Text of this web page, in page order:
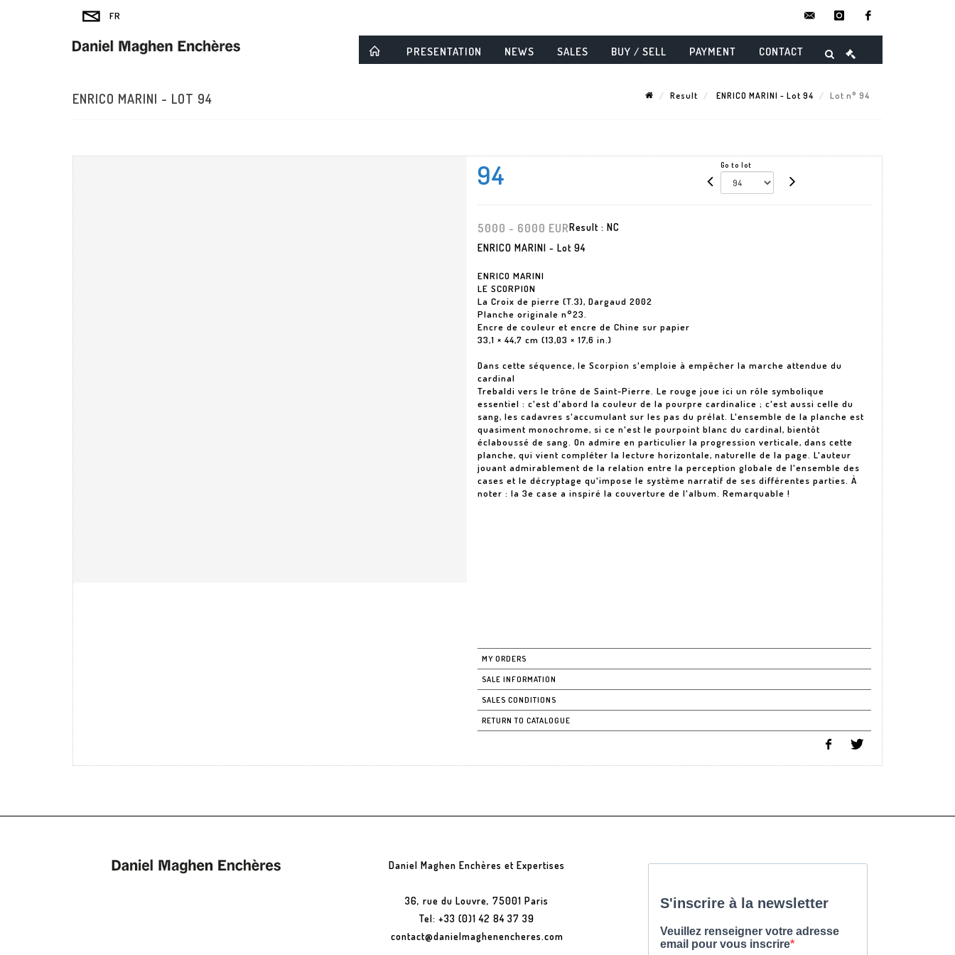
instagram
PRESENTATION NEWS SALES BUY / SELL PAYMENT CONTACT
ENRICO MARINI - LOT 94 Result ENRICO MARINI - Lot 94 Lot n° 94
94 Go to lot
5000 - 6000 EURResult : NC
ENRICO MARINI - Lot 94
ENRICO MARINI
LE SCORPION
La Croix de pierre (T.3), Dargaud 2002
Planche originale n°23.
Encre de couleur et encre de Chine sur papier
33,1 × 44,7 cm (13,03 × 17,6 in.)
Dans cette séquence, le Scorpion s'emploie à empêcher la marche attendue du
cardinal
Trebaldi vers le trône de Saint-Pierre. Le rouge joue ici un rôle symbolique
essentiel : c'est d'abord la couleur de la pourpre cardinalice ; c'est aussi celle du
sang, les cadavres s'accumulant sur les pas du prélat. L'ensemble de la planche est
quasiment monochrome, si ce n'est le pourpoint blanc du cardinal, bientôt
éclaboussé de sang. On admire en particulier la progression verticale, dans cette
planche, qui vient compléter la lecture horizontale, naturelle de la page. L'auteur
jouant admirablement de la relation entre la perception globale de l'ensemble des
cases et le décryptage qu'impose le système narratif de ses différentes parties. À
noter : la 3e case a inspiré la couverture de l'album. Remarquable !
MY ORDERS
SALE INFORMATION
SALES CONDITIONS
RETURN TO CATALOGUE
Daniel Maghen Enchères et Expertises
36, rue du Louvre, 75001 Paris
Tel: +33 (0)1 42 84 37 39
contact@danielmaghenencheres.com